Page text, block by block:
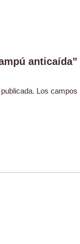
anticaída”
Los campos